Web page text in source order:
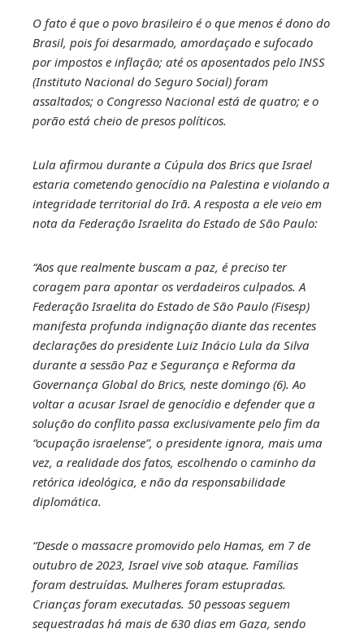
O fato é que o povo brasileiro é o que menos é dono do
Brasil, pois foi desarmado, amordaçado e sufocado
por impostos e inflação; até os aposentados pelo INSS
(Instituto Nacional do Seguro Social) foram
assaltados; o Congresso Nacional está de quatro; e o
porão está cheio de presos políticos.
Lula afirmou durante a Cúpula dos Brics que Israel
estaria cometendo genocídio na Palestina e violando a
integridade territorial do Irã. A resposta a ele veio em
nota da Federação Israelita do Estado de São Paulo:
“Aos que realmente buscam a paz, é preciso ter
coragem para apontar os verdadeiros culpados. A
Federação Israelita do Estado de São Paulo (Fisesp)
manifesta profunda indignação diante das recentes
declarações do presidente Luiz Inácio Lula da Silva
durante a sessão Paz e Segurança e Reforma da
Governança Global do Brics, neste domingo (6). Ao
voltar a acusar Israel de genocídio e defender que a
solução do conflito passa exclusivamente pelo fim da
“ocupação israelense”, o presidente ignora, mais uma
vez, a realidade dos fatos, escolhendo o caminho da
retórica ideológica, e não da responsabilidade
diplomática.
“Desde o massacre promovido pelo Hamas, em 7 de
outubro de 2023, Israel vive sob ataque. Famílias
foram destruídas. Mulheres foram estupradas.
Crianças foram executadas. 50 pessoas seguem
sequestradas há mais de 630 dias em Gaza, sendo